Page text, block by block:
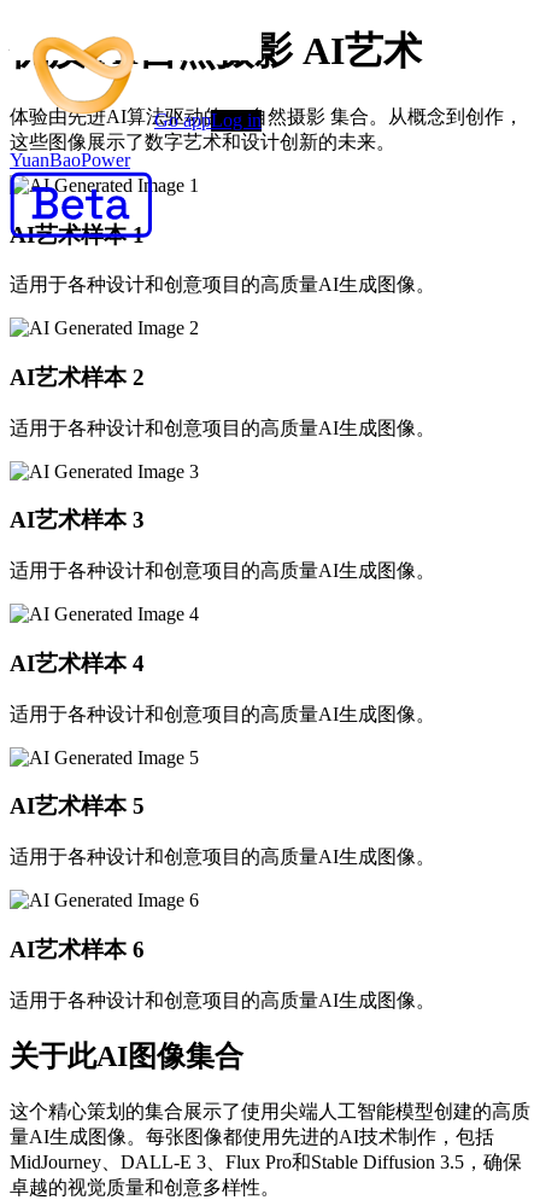
YuanBaoPower
Go appLog in
优质 AI自然摄影 AI艺术
体验由先进AI算法驱动的 AI自然摄影 集合。从概念到创作，
这些图像展示了数字艺术和设计创新的未来。
AI艺术样本 1
适用于各种设计和创意项目的高质量AI生成图像。
AI艺术样本 2
适用于各种设计和创意项目的高质量AI生成图像。
AI艺术样本 3
适用于各种设计和创意项目的高质量AI生成图像。
AI艺术样本 4
适用于各种设计和创意项目的高质量AI生成图像。
AI艺术样本 5
适用于各种设计和创意项目的高质量AI生成图像。
AI艺术样本 6
适用于各种设计和创意项目的高质量AI生成图像。
关于此AI图像集合
这个精心策划的集合展示了使用尖端人工智能模型创建的高质
量AI生成图像。每张图像都使用先进的AI技术制作，包括
MidJourney、DALL-E 3、Flux Pro和Stable Diffusion 3.5，确保
卓越的视觉质量和创意多样性。